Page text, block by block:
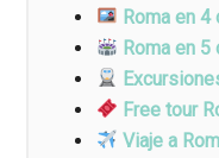
Roma en 4
Roma en 5
Free tour
Viaje a